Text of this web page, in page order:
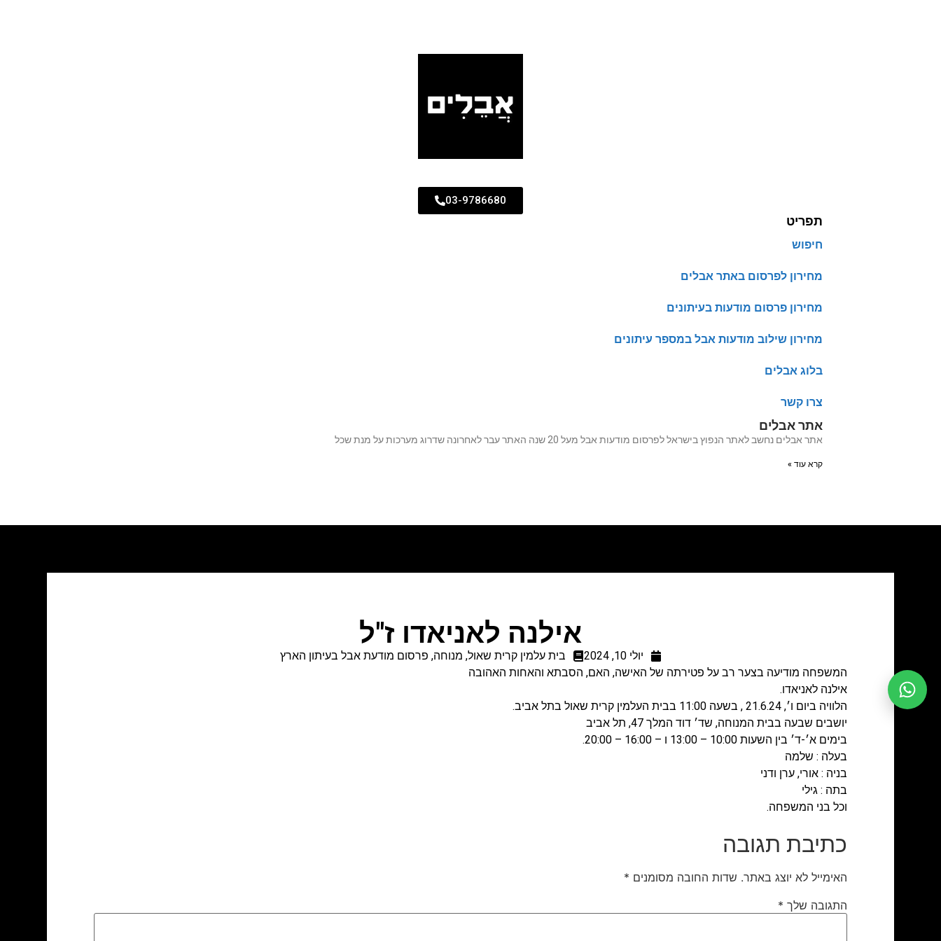
03-9786680
תפריט
חיפוש
מחירון לפרסום באתר אבלים
מחירון פרסום מודעות בעיתונים
מחירון שילוב מודעות אבל במספר עיתונים
בלוג אבלים
צרו קשר
אתר אבלים
אתר אבלים נחשב לאתר הנפוץ בישראל לפרסום מודעות אבל מעל 20 שנה האתר עבר לאחרונה שדרוג מערכות על מנת שכל
קרא עוד »
אילנה לאניאדו ז"ל
יולי 10, 2024 בית עלמין קרית שאול, מנוחה, פרסום מודעת אבל בעיתון הארץ
המשפחה מודיעה בצער רב על פטירתה של האישה, האם, הסבתא והאחות האהובה
אילנה לאניאדו.
הלוויה ביום ו׳, 21.6.24 , בשעה 11:00 בבית העלמין קרית שאול בתל אביב.
יושבים שבעה בבית המנוחה, שד׳ דוד המלך 47, תל אביב
בימים א׳-ד׳ בין השעות 10:00 – 13:00 ו – 16:00 – 20:00.
בעלה : שלמה
בניה : אורי, ערן ודני
בתה : גילי
וכל בני המשפחה.
כתיבת תגובה
האימייל לא יוצג באתר. שדות החובה מסומנים *
התגובה שלך *